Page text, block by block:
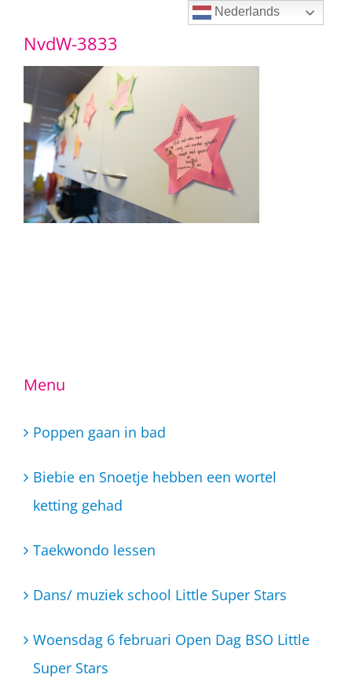
naar
inhoud
NvdW-3833
Menu
Poppen gaan in bad
Biebie en Snoetje hebben een wortel
ketting gehad
Taekwondo lessen
Dans/ muziek school Little Super Stars
Woensdag 6 februari Open Dag BSO Little
Super Stars
Nederlands